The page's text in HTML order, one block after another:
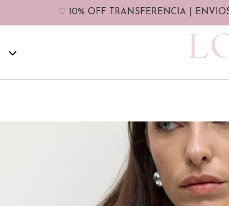
♡ 10% OFF TRANSFERENCIA |